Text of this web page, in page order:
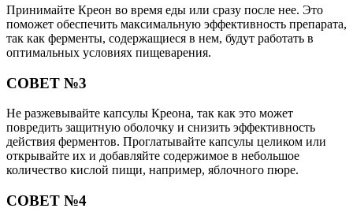
Принимайте Креон во время еды или сразу после нее. Это
поможет обеспечить максимальную эффективность препарата,
так как ферменты, содержащиеся в нем, будут работать в
оптимальных условиях пищеварения.
СОВЕТ №3
Не разжевывайте капсулы Креона, так как это может
повредить защитную оболочку и снизить эффективность
действия ферментов. Проглатывайте капсулы целиком или
открывайте их и добавляйте содержимое в небольшое
количество кислой пищи, например, яблочного пюре.
СОВЕТ №4